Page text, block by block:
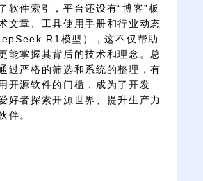
软件索引，平台还设有“博客”板
文章、工具使用手册和行业动态
R1模型），这不仅帮助
能掌握其背后的技术和理念。总
过严格的筛选和系统的整理，有
开源软件的门槛，成为了开发
好者探索开源世界、提升生产力
伴。